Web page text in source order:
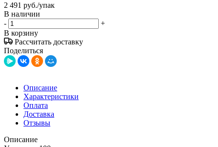
2 491 руб./упак
В наличии
-
+
В корзину
Рассчитать доставку
Поделиться
Описание
Характеристики
Оплата
Доставка
Отзывы
Описание